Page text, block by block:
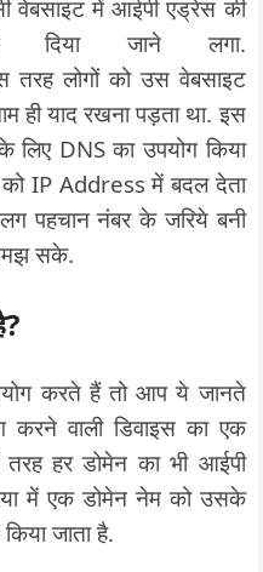
वेबसाइट में आईपी एड्रेस की
जाने लगा.
तरह लोगों को उस वेबसाइट
ही याद रखना पड़ता था. इस
DNS का उपयोग किया
IP Address में बदल देता
पहचान नंबर के जरिये बनी
सके.
करते हैं तो आप ये जानते
करने वाली डिवाइस का एक
हर डोमेन का भी आईपी
में एक डोमेन नेम को उसके
जाता है.